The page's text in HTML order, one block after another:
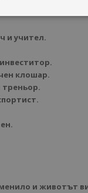
и учител.
клошар.
треньор.
и животът